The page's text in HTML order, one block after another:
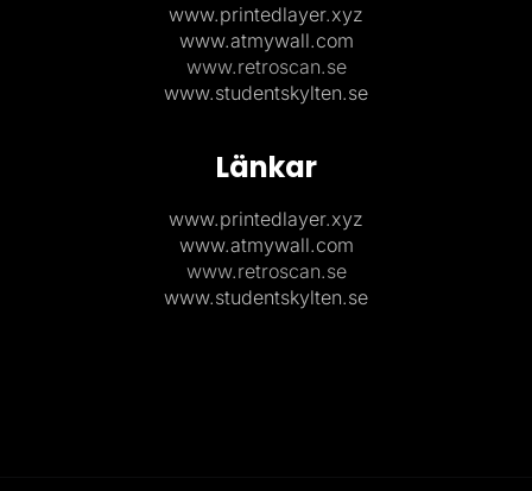
www.printedlayer.xyz
www.atmywall.com
www.retroscan.se
www.studentskylten.se
Länkar
www.printedlayer.xyz
www.atmywall.com
www.retroscan.se
www.studentskylten.se